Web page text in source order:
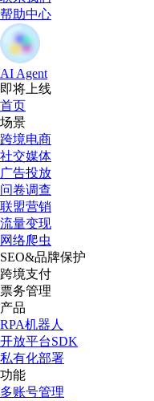
帮助中心
AI Agent
即将上线
首页
场景
跨境电商
社交媒体
广告投放
问卷调查
联盟营销
流量变现
网络爬虫
SEO&品牌保护
跨境支付
票务管理
产品
RPA机器人
开放平台SDK
私有化部署
功能
多账号管理